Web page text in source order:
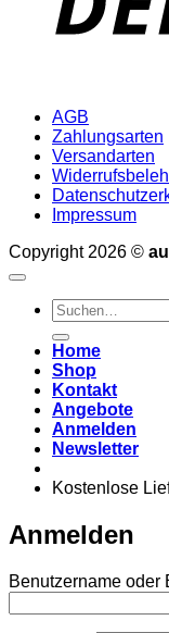
AGB
Zahlungsarten
Versandarten
Impressum
Copyright 2026 ©
Suchen
nach:
Home
Shop
Kontakt
Angebote
Anmelden
Newsletter
Kostenlose
Anmelden
Benutzername oder